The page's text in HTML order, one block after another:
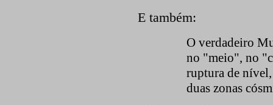
E também:
O verdadeiro
no "meio", no
ruptura de nível,
duas zonas